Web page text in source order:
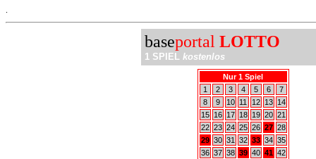
baseportal LOTTO
1 SPIEL kostenlos
Nur 1 Spiel
1
2 3 4 5 6
7
8
9 10 11 12 13
14
15
16 17 18 19 20 21
22 23 24 25 26 27 28
29 30 31 32 33 34 35
36 37 38 39 40 41 42